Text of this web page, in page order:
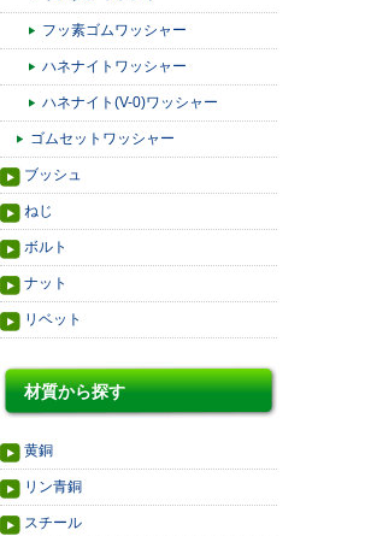
フッ素ゴムワッシャー
ハネナイトワッシャー
ハネナイト(V-0)ワッシャー
ゴムセットワッシャー
ブッシュ
ねじ
ボルト
ナット
リベット
材質から探す
黄銅
リン青銅
スチール